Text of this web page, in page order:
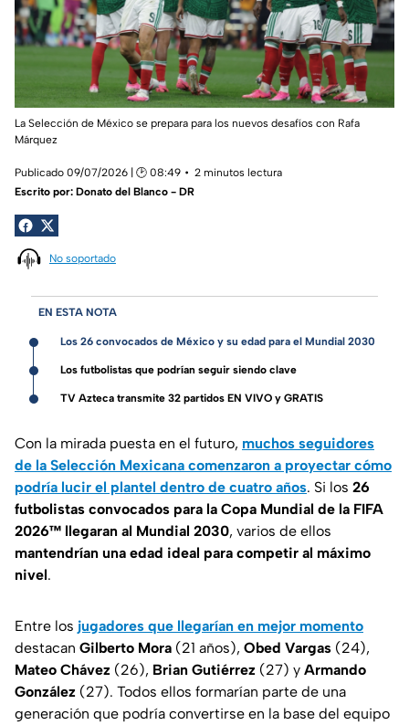
La Selección de México se prepara para los nuevos desafíos con Rafa
Márquez
Publicado 09/07/2026 | 🕑 08:49
2 minutos lectura
Escrito por: Donato del Blanco - DR
No soportado
EN ESTA NOTA
Los 26 convocados de México y su edad para el Mundial 2030
Los futbolistas que podrían seguir siendo clave
TV Azteca transmite 32 partidos EN VIVO y GRATIS
Con la mirada puesta en el futuro, muchos seguidores
de la Selección Mexicana comenzaron a proyectar cómo
podría lucir el plantel dentro de cuatro años. Si los 26
futbolistas convocados para la Copa Mundial de la FIFA
2026™ llegaran al Mundial 2030, varios de ellos
mantendrían una edad ideal para competir al máximo
nivel.
Entre los jugadores que llegarían en mejor momento
destacan Gilberto Mora (21 años), Obed Vargas (24),
Mateo Chávez (26), Brian Gutiérrez (27) y Armando
González (27). Todos ellos formarían parte de una
generación que podría convertirse en la base del equipo